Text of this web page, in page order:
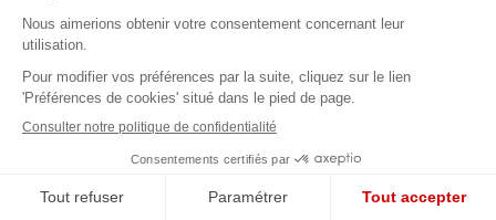
Akliouche imprécis
Longue séquence de possession monégasque, conclue par
un renversement de jeu manqué par Akliouche, qui visait